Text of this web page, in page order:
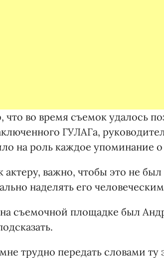
что во время съемок удалось
ГУЛАГа,
на роль каждое упоминание
актеру, важно, чтобы это не
наделять его
съемочной площадке был
трудно передать словами